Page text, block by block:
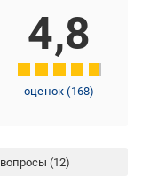
4,8
оценок(168)
вопросы